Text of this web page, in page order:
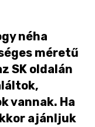
néha
méretű
SK oldalán
vannak. Ha
ajánljuk